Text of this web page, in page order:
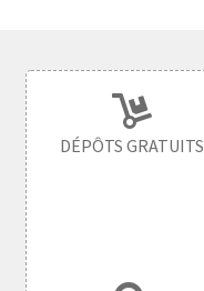
DÉPÔTS GRATUITS